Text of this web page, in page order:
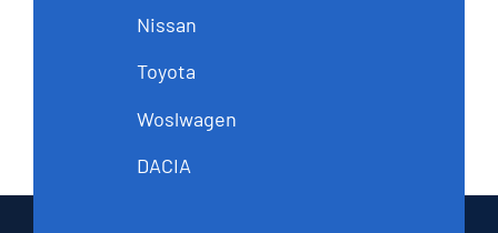
Nissan
Toyota
Woslwagen
DACIA